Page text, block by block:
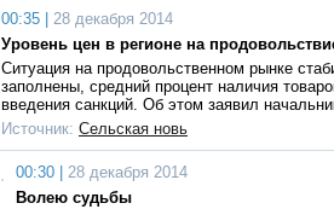
00:35 |
28 декабря 2014
Уровень цен в регионе на
Ситуация на продовольственном рынке
заполнены, средний процент наличия
введения санкций. Об этом заявил
Источник: Сельская новь
00:30 |
28 декабря 2014
Волею судьбы